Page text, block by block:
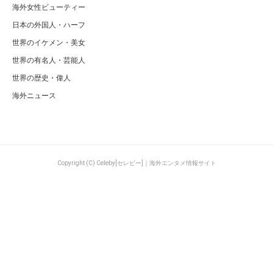
海外女性ビューティー
日本の外国人・ハーフ
世界のイケメン・美女
世界の有名人・芸能人
世界の歴史・偉人
海外ニュース
Copyright (C) Celeby[セレビー]｜海外エンタメ情報サイト